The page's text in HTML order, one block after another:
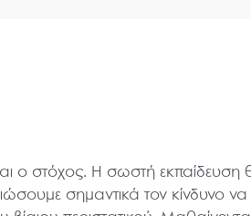
ο στόχος. Η σωστή εκπαίδευση
σημαντικά τον κίνδυνο